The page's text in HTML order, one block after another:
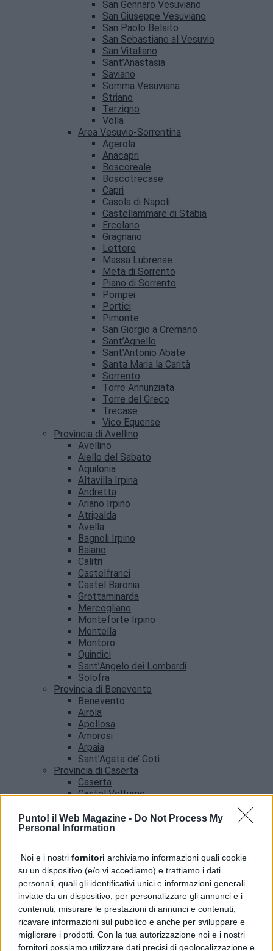
Punto! il Web Magazine - Do Not Process My
Personal Information
Noi e i nostri fornitori archiviamo informazioni quali cookie
su un dispositivo (e/o vi accediamo) e trattiamo i dati
personali, quali gli identificativi unici e informazioni generali
inviate da un dispositivo, per personalizzare gli annunci e i
contenuti, misurare le prestazioni di annunci e contenuti,
ricavare informazioni sul pubblico e anche per sviluppare e
migliorare i prodotti. Con la tua autorizzazione noi e i nostri
fornitori possiamo utilizzare dati precisi di geolocalizzazione e
San Gennaro Vesuviano
San Giuseppe Vesuviano
San Paolo Belsito
San Sebastiano al Vesuvio
San Vitaliano
Sant’Anastasia
Saviano
Somma Vesuviana
Striano
Terzigno
Volla
Area Vesuvio-Sorrentina
Agerola
Anacapri
Boscoreale
Boscotrecase
Capri
Casola di Napoli
Castellammare di Stabia
Ercolano
Gragnano
Lettere
Massa Lubrense
Meta di Sorrento
Piano di Sorrento
Pompei
Portici
Pimonte
San Giorgio a Cremano
Sant’Agnello
Sant’Antonio Abate
Santa Maria la Carità
Sorrento
Torre Annunziata
Torre del Greco
Trecase
Vico Equense
Provincia di Avellino
Avellino
Aiello del Sabato
Aquilonia
Altavilla Irpina
Andretta
Ariano Irpino
Atripalda
Avella
Bagnoli Irpino
Baiano
Calitri
Castelfranci
Castel Baronia
Grottaminarda
Mercogliano
Monteforte Irpino
Montella
Montoro
Quindici
Sant’Angelo dei Lombardi
Solofra
Provincia di Benevento
Benevento
Airola
Apollosa
Amorosi
Arpaia
Sant’Agata de’ Goti
Provincia di Caserta
Caserta
Castel Volturno
Provincia di Salerno
Salerno
Amalfi
Angri
Castellabate
News